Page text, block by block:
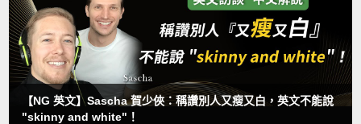
【NG 英文】Sascha 賀少俠：稱讚別人又瘦又白，英文不能說
"skinny and white"！